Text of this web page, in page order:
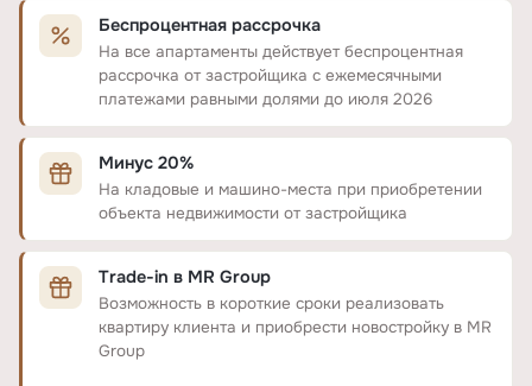
Беспроцентная рассрочка
На все апартаменты действует беспроцентная
рассрочка от застройщика с ежемесячными
платежами равными долями до июля 2026
Минус 20%
На кладовые и машино-места при приобретении
объекта недвижимости от застройщика
Trade-in в MR Group
Возможность в короткие сроки реализовать
квартиру клиента и приобрести новостройку в MR
Group